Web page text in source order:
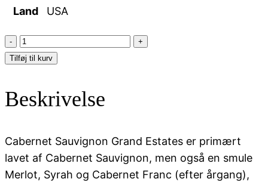
Land USA
Columbia
Crest
Cabernet
Sauvignon
Tilføj til kurv
Beskrivelse
Cabernet Sauvignon Grand Estates er primært
lavet af Cabernet Sauvignon, men også en smule
Merlot, Syrah og Cabernet Franc (efter årgang),